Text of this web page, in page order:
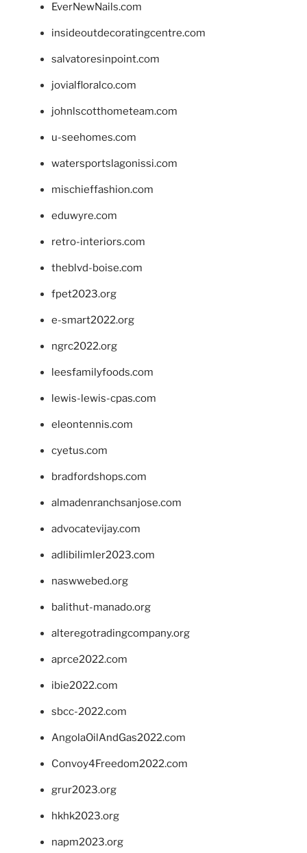
EverNewNails.com
insideoutdecoratingcentre.com
salvatoresinpoint.com
jovialfloralco.com
johnlscotthometeam.com
u-seehomes.com
watersportslagonissi.com
mischieffashion.com
eduwyre.com
retro-interiors.com
theblvd-boise.com
fpet2023.org
e-smart2022.org
ngrc2022.org
leesfamilyfoods.com
lewis-lewis-cpas.com
eleontennis.com
cyetus.com
bradfordshops.com
almadenranchsanjose.com
advocatevijay.com
adlibilimler2023.com
naswwebed.org
balithut-manado.org
alteregotradingcompany.org
aprce2022.com
ibie2022.com
sbcc-2022.com
AngolaOilAndGas2022.com
Convoy4Freedom2022.com
grur2023.org
hkhk2023.org
napm2023.org